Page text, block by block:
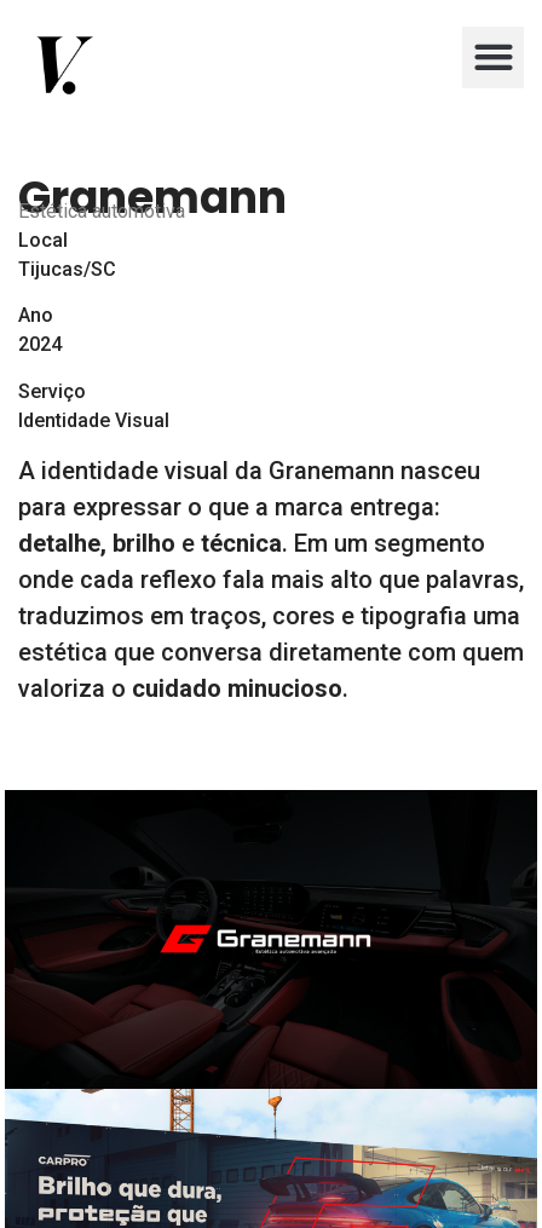
Granemann
Estética automotiva
Local
Tijucas/SC
Ano
2024
Serviço
Identidade Visual
A identidade visual da Granemann nasceu
para expressar o que a marca entrega:
detalhe, brilho e técnica. Em um segmento
onde cada reflexo fala mais alto que palavras,
traduzimos em traços, cores e tipografia uma
estética que conversa diretamente com quem
valoriza o cuidado minucioso.